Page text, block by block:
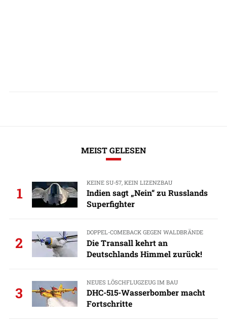
MEIST GELESEN
1
KEINE SU-57, KEIN LIZENZBAU
Indien sagt „Nein“ zu Russlands
Superfighter
2
DOPPEL-COMEBACK GEGEN WALDBRÄNDE
Die Transall kehrt an
Deutschlands Himmel zurück!
3
NEUES LÖSCHFLUGZEUG IM BAU
DHC-515-Wasserbomber macht
Fortschritte